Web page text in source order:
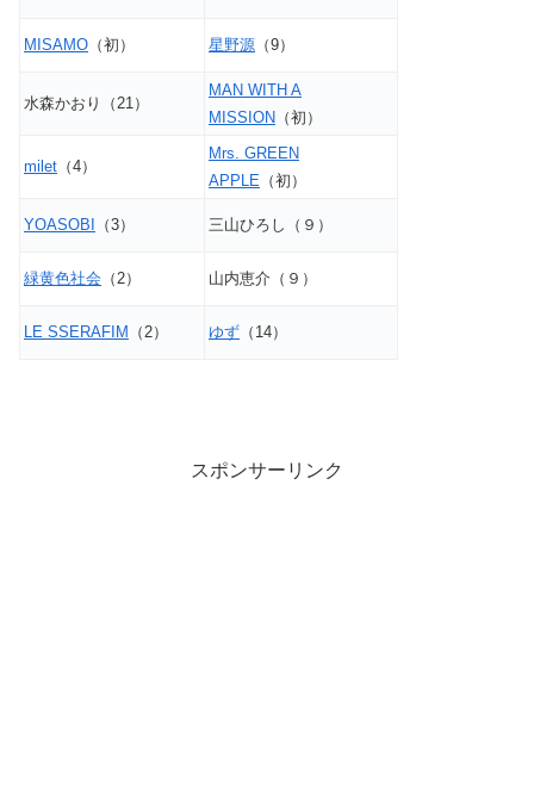
MISAMO （初） 星野源 （9）
水森かおり（21）
MAN WITH A
MISSION （初）
milet （4）
Mrs. GREEN
APPLE （初）
YOASOBI （3） 三山ひろし（９）
緑黄色社会 （2） 山内恵介（９）
LE SSERAFIM （2） ゆず （14）
スポンサーリンク